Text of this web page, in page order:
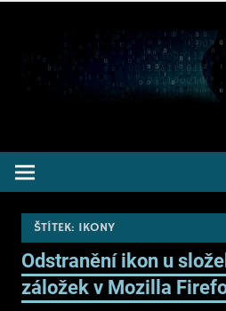
obsah
ŠTÍTEK: IKONY
Odstranění ikon u
záložek v Mozilla